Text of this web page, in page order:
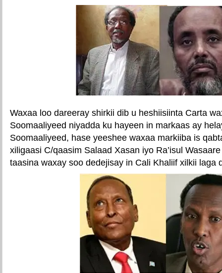
Waxaa loo dareeray shirkii dib u heshiisiinta Carta
Soomaaliyeed niyadda ku hayeen in markaas ay
Soomaaliyeed, hase yeeshee waxaa markiiba is
xiligaasi C/qaasim Salaad Xasan iyo Ra’isul
taasina waxay soo dedejisay in Cali Khaliif xilkii laga